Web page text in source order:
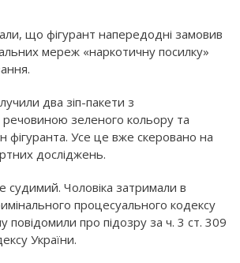
що фігурант напередодні замовив
мереж «наркотичну посилку»
два зіп-пакети з
зеленого кольору та
фігуранта. Усе це вже скеровано на
досліджень.
судимий. Чоловіка затримали в
процесуального кодексу
повідомили про підозру за ч. 3 ст. 309
України.